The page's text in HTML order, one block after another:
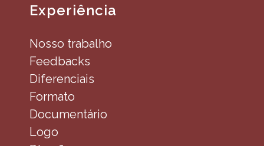
Experiência
Nosso trabalho
Feedbacks
Diferenciais
Formato
Documentário
Logo